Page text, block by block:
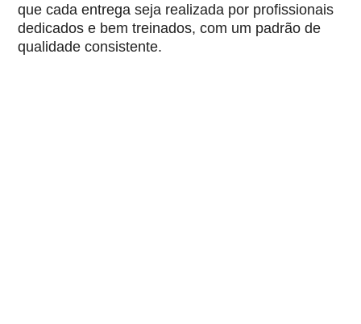
que cada entrega seja realizada por profissionais
dedicados e bem treinados, com um padrão de
qualidade consistente.